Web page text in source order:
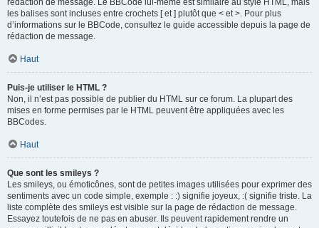
les balises sont incluses entre crochets [ et ] plutôt que < et >. Pour plus
d’informations sur le BBCode, consultez le guide accessible depuis la page de
rédaction de message.
Haut
Puis-je utiliser le HTML ?
Non, il n’est pas possible de publier du HTML sur ce forum. La plupart des
mises en forme permises par le HTML peuvent être appliquées avec les
BBCodes.
Haut
Que sont les smileys ?
Les smileys, ou émoticônes, sont de petites images utilisées pour exprimer des
sentiments avec un code simple, exemple : :) signifie joyeux, :( signifie triste. La
liste complète des smileys est visible sur la page de rédaction de message.
Essayez toutefois de ne pas en abuser. Ils peuvent rapidement rendre un